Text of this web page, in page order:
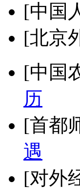
[中国
[北京
[中国
历
[首都
遇
[对外